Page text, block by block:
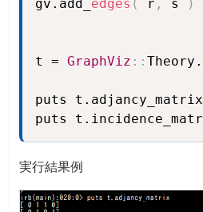
gv.add_ edges ( r , s )
t = GraphViz : : Theory.
puts t.adjancy_matrix
puts
実行結果例